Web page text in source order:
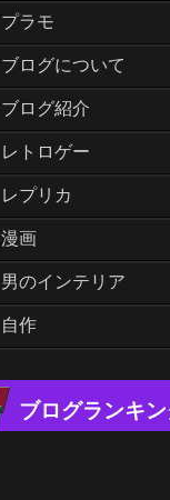
プラモ
ブログについて
ブログ紹介
レトロゲー
レプリカ
漫画
男のインテリア
自作
ブログランキ